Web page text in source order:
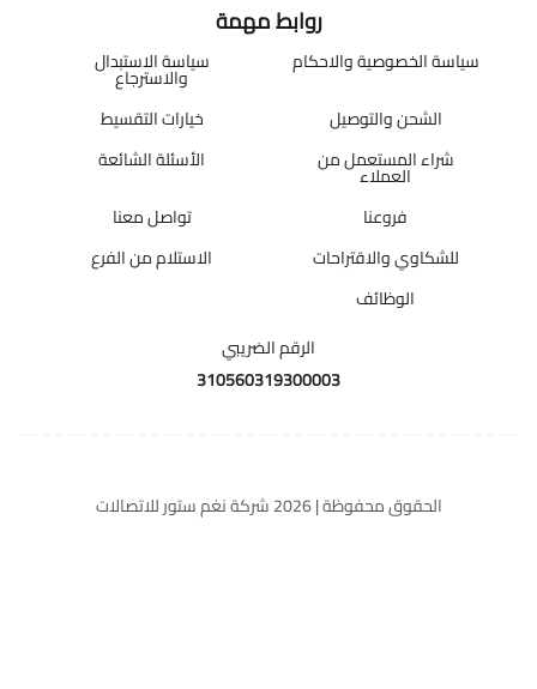
روابط مهمة
سياسة الخصوصية والاحكام سياسة الاستبدال
والاسترجاع
الشحن والتوصيل
خيارات التقسيط
شراء المستعمل من
العملاء
الأسئلة الشائعة
فروعنا
تواصل معنا
للشكاوي والاقتراحات
الاستلام من الفرع
الوظائف
الرقم الضريبي
310560319300003
الحقوق محفوظة | 2026 شركة نغم ستور للاتصالات